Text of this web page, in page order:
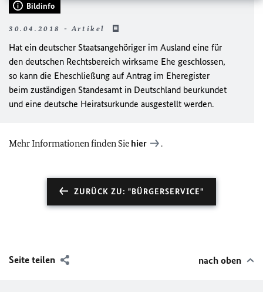
Bildinfo
30.04.2018 - Artikel
Hat ein deutscher Staatsangehöriger im Ausland eine für
den deutschen Rechtsbereich wirksame Ehe geschlossen,
so kann die Eheschließung auf Antrag im Eheregister
beim zuständigen Standesamt in Deutschland beurkundet
und eine deutsche Heiratsurkunde ausgestellt werden.
Mehr Informationen finden Sie hier .
ZURÜCK ZU: "BÜRGERSERVICE"
Seite teilen nach oben